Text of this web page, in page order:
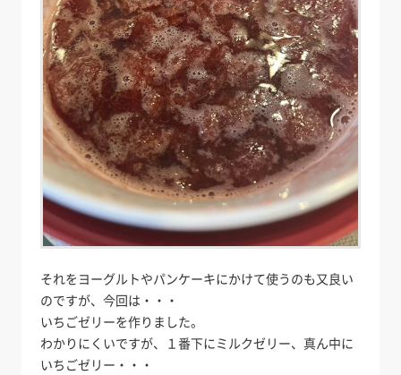
それをヨーグルトやパンケーキにかけて使うのも又良い
のですが、今回は・・・
いちごゼリーを作りました。
わかりにくいですが、１番下にミルクゼリー、真ん中に
いちごゼリー・・・